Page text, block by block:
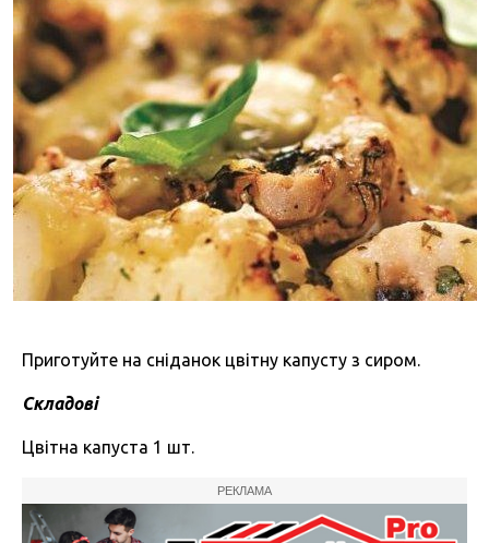
Приготуйте на сніданок цвітну капусту з сиром.
Складові
Цвітна капуста 1 шт.
РЕКЛАМА